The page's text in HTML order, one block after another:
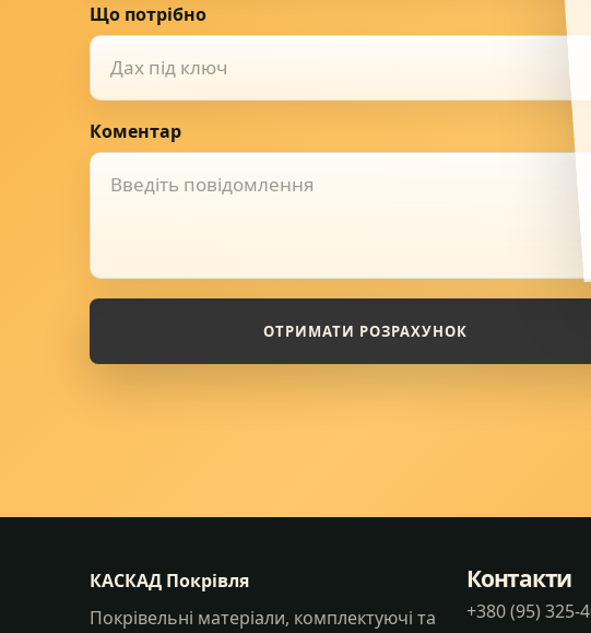
Що потрібно
Дах під ключ
Коментар
ОТРИМАТИ РОЗРАХУНОК
КАСКАД Покрівля
Покрівельні матеріали, комплектуючі та
Контакти
+380 (95) 325-